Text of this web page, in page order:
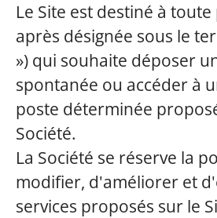
Le Site est destiné à
après désignée sous le
») qui souhaite déposer
spontanée ou accéder à
poste déterminée
Société.
La Société se réserve la
modifier, d'améliorer et
services proposés sur le